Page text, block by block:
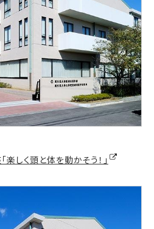
しく頭と体を動かそう！」